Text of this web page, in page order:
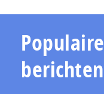
Populaire
berichten